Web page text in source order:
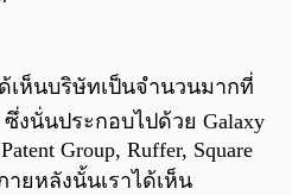
เห็นบริษัทเป็นจำนวนมากที่
งนั่นประกอบไปด้วย Galaxy
Group, Ruffer, Square
ยหลังนั้นเราได้เห็น